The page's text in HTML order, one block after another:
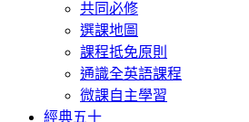
共同必修
選課地圖
課程抵免原則
通識全英語課程
微課自主學習
經典五十